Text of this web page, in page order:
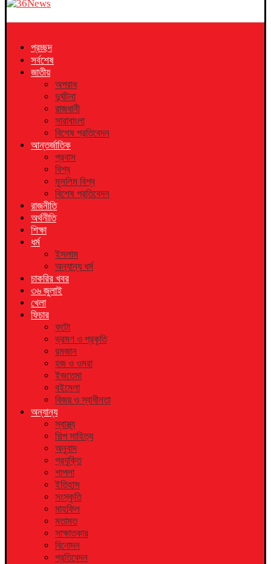
প্রচ্ছদ
সর্বশেষ
জাতীয়
অপরাধ
দুর্ঘটনা
রাজধানী
সারাবাংলা
বিশেষ প্রতিবেদন
আন্তর্জাতিক
প্রবাস
বিশ্ব
মুসলিম বিশ্ব
বিশেষ প্রতিবেদন
রাজনীতি
অর্থনীতি
শিক্ষা
ধর্ম
ইসলাম
অন্যান্য ধর্ম
চাকরির খবর
৩৬ জুলাই
খেলা
ফিচার
ফটো
ভ্রমণ ও প্রকৃতি
রমজান
হজ ও ওমরা
ইজতেমা
বইমেলা
বিজয় ও স্বাধীনতা
অন্যান্য
স্বাস্থ্য
শিল্প সাহিত্য
অনুবাদ
প্রযুক্তি
শাপলা
ইতিহাস
সংস্কৃতি
মাহফিল
মতামত
সাক্ষাতকার
বিনোদন
প্রতিবেদন